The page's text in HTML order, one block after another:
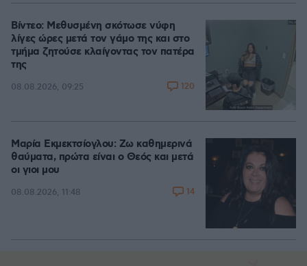
Βίντεο: Μεθυσμένη σκότωσε νύφη
λίγες ώρες μετά τον γάμο της και στο
τμήμα ζητούσε κλαίγοντας τον πατέρα
της
08.08.2026, 09:25 120
Μαρία Εκμεκτσίογλου: Ζω καθημερινά
θαύματα, πρώτα είναι ο Θεός και μετά
οι γιοι μου
08.08.2026, 11:48 14